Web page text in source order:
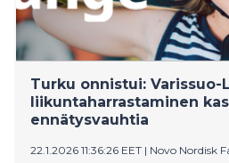
Turku onnistui: Varissuo-
liikuntaharrastaminen
ennätysvauhtia
22.1.2026 11:36:26 EET | Novo Nordisk